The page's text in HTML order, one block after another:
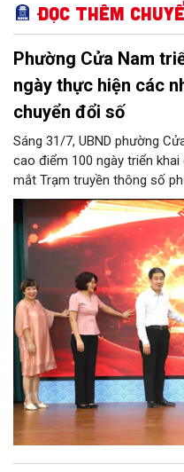
Đọc thêm
Phường Cửa Nam
ngày thực hiện các
chuyển đổi số
Sáng 31/7, UBND phường
cao điểm 100 ngày triển
mắt Trạm truyền thông số
thiệu các sản phẩm du lịch
trên địa bàn.